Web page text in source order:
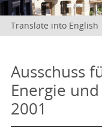
Translate into English
Ausschuss
Energie
2001